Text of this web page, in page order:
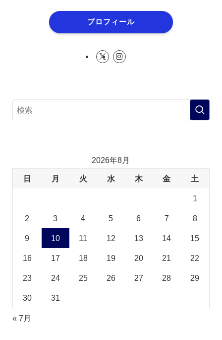
プロフィール
2026年8月
日 月 火 水 木 金 土
1
2 3 4 5 6 7 8
9 10 11 12 13 14 15
16 17 18 19 20 21 22
23 24 25 26 27 28 29
30 31
« 7月